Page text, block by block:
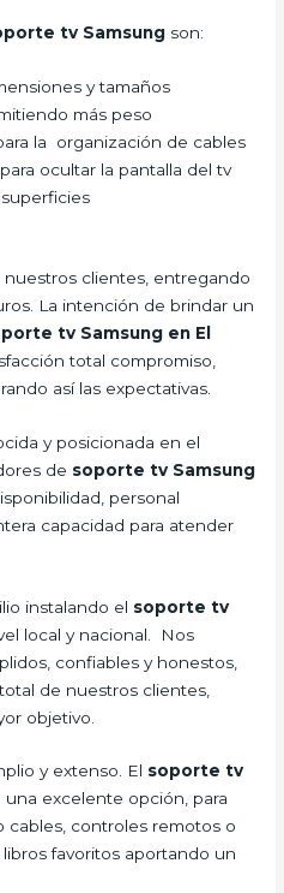
tv Samsung son:
y tamaños
más peso
la organización de cables
ocultar la pantalla del tv
clientes, entregando
La intención de brindar un
tv Samsung en El
total compromiso,
así las expectativas.
y posicionada en el
de soporte tv Samsung
personal
capacidad para atender
instalando el soporte tv
local y nacional. Nos
confiables y honestos,
de nuestros clientes,
objetivo.
y extenso. El soporte tv
una excelente opción, para
cables, controles remotos o
favoritos aportando un